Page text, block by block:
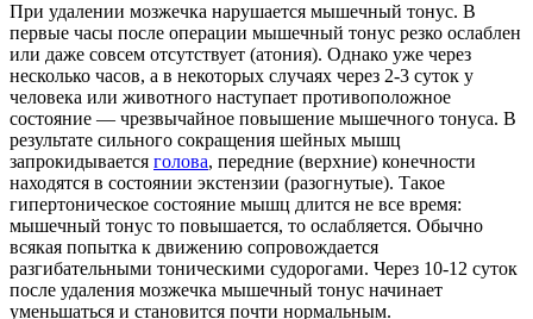
При удалении мозжечка нарушается мышечный тонус. В
первые часы после операции мышечный тонус резко ослаблен
или даже совсем отсутствует (атония). Однако уже через
несколько часов, а в некоторых случаях через 2-3 суток у
человека или животного наступает противоположное
состояние — чрезвычайное повышение мышечного тонуса. В
результате сильного сокращения шейных мышц
запрокидывается голова, передние (верхние) конечности
находятся в состоянии экстензии (разогнутые). Такое
гипертоническое состояние мышц длится не все время:
мышечный тонус то повышается, то ослабляется. Обычно
всякая попытка к движению сопровождается
разгибательными тоническими судорогами. Через 10-12 суток
после удаления мозжечка мышечный тонус начинает
уменьшаться и становится почти нормальным.